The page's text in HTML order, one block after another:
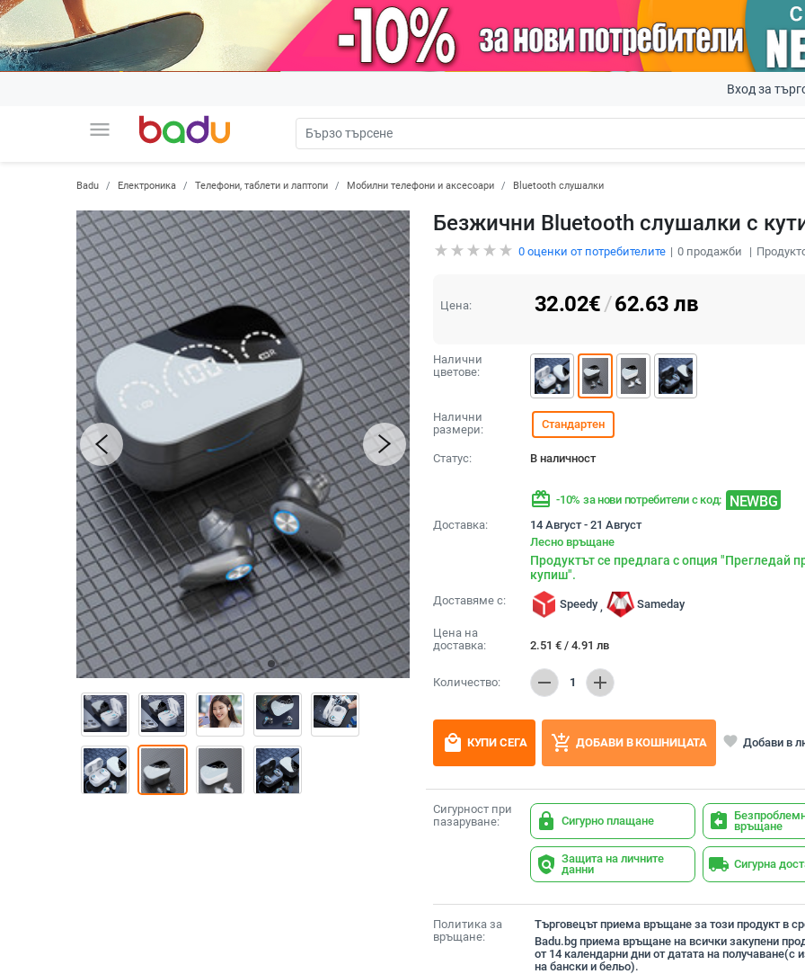
menu
Вход за
Badu Електроника Телефони, таблети и лаптопи Мобилни телефони и аксесоари Bluetooth слушалки
Безжични Bluetooth слушалки с
0оценки от потребителите 0продажби
Цена: 32.02€/62.63 лв
Налични
цветове:
Налични
размери:
Стандартен
Статус: В наличност
redeem -10% за нови потребители с код: NEWBG
Доставка:
14 Август - 21 Август
Лесно връщане
Продуктът се предлага с опция "Прегледай
купиш".
Доставяме с: Speedy , Sameday
Цена на
доставка:
2.51 € / 4.91 лв
Количество: remove 1 add
local_mall КУПИ СЕГА add_shopping_cart ДОБАВИ В КОШНИЦАТА favorite Добави в
Сигурност при
пазаруване:
lock Сигурно плащане assignment_return връщане
policy Защита на личните
данни
local_shipping Сигурна
Политика за
връщане:
Търговецът приема връщане за този продукт в
Badu.bg приема връщане на всички закупени
от 14 календарни дни от датата на получаване(с
на бански и бельо).